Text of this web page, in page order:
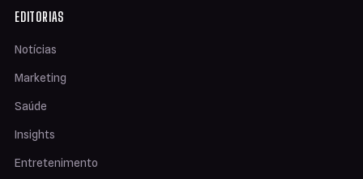
EDITORIAS
Notícias
Marketing
Saúde
Insights
Entretenimento